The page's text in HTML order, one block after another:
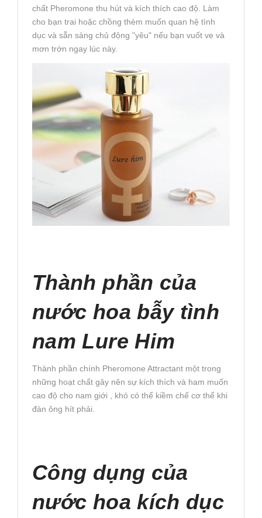
chất Pheromone thu hút và kích thích cao độ. Làm
cho bạn trai hoặc chồng thèm muốn quan hệ tình
dục và sẵn sàng chủ động "yêu" nếu bạn vuốt ve và
mơn trớn ngay lúc này.
Thành phần của
nước hoa bẫy tình
nam Lure Him
Thành phần chính Pheromone Attractant một trong
những hoạt chất gây nên sự kích thích và ham muốn
cao độ cho nam giới , khó có thể kiềm chế cơ thể khi
đàn ông hít phải.
Công dụng của
nước hoa kích dục